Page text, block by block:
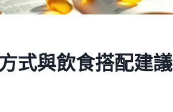
式與飲食搭配建議